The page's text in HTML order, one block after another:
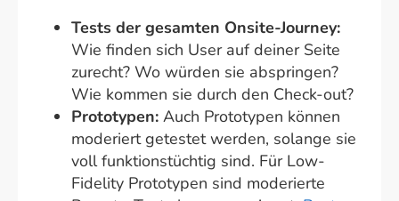
Tests der gesamten Onsite-Journey:
Wie finden sich User auf deiner Seite
zurecht? Wo würden sie abspringen?
Wie kommen sie durch den Check-out?
Prototypen: Auch Prototypen können
moderiert getestet werden, solange sie
voll funktionstüchtig sind. Für Low-
Fidelity Prototypen sind moderierte